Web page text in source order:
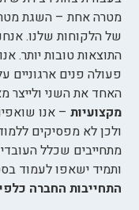
מטרה אחת – השגת
של הלקוחות שלנו.
התוצאות טובות יותר.
פעולה פנים ארגוניים
האחד את השני ולייצר
מקצועיות – אנו
ולכן לא מפסיקים
מתחייבים שכלל
ותמיד ישאפו לעמוד
התחייבות החברה